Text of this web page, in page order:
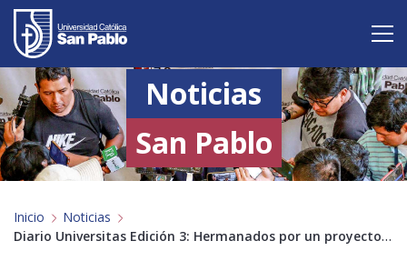
Vive San Pablo
Admisión
Carreras
Postgrado
Noticias
San Pablo
Inicio Noticias
Diario Universitas Edición 3: Hermanados por un proyecto país